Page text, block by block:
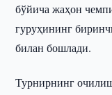
бўйича жаҳон
гуруҳининг
билан бошлади.
Турнирнинг